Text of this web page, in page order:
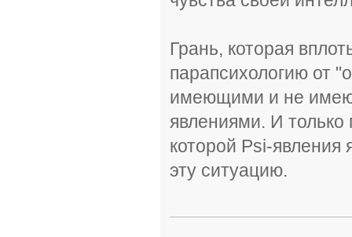
Грань, которая
парапсихологию от
имеющими и не
явлениями. И
которой Psi-
эту ситуацию.